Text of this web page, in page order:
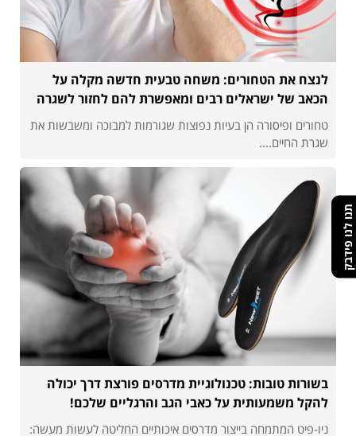
תנו לנו פידבק
לנצח את הטחורים: משחה טבעית חדשה מקלה על
הכאב של ישראלים רבים ומאפשרת להם לחזור לשגרה
טחורים ופיסורה הן בעיות נפוצות שגורמות למבוכה ומשבשות את
שגרת החיים....
בשורות טובות: טכנולוגיית מדרסים פורצת דרך יכולה
להקל משמעותית על כאבי הגב והרגליים שלכם!
ניו-פיט המתמחה בייצור מדרסים איכותיים החליטה לעשות מעשה: